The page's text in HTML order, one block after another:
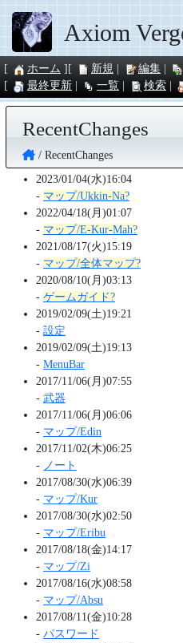
Axiom
ホーム 新規 編集
最終更新
一覧 検索
RecentChanges
RecentChanges
2023/01/04(水)16:04
- マップ/Ukkin-Na?
2022/04/18(月)01:07
- マップ/E-Kur-Mah?
2021/08/17(火)15:19
- マップ/全体マップ?
2020/08/10(月)03:13
- ゲームガイド?
2019/02/09(土)19:21
- 設定
2019/02/09(土)19:13
- MenuBar
2017/11/06(月)07:55
- 武器
2017/11/06(月)06:06
- マップ/Edin
2017/11/02(木)06:25
- ノート
2017/08/30(水)06:39
- マップ/Kur
2017/08/30(水)02:50
- マップ/Eribu
2017/08/18(金)14:17
- マップ/Zi
2017/08/16(水)08:58
- マップ/Absu
2017/08/11(金)10:28
- パスワード